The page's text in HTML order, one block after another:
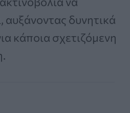
αυξάνοντας δυνητικά
κάποια σχετιζόμενη